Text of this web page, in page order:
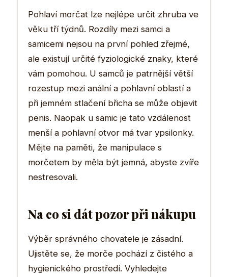
Pohlaví morčat lze nejlépe určit zhruba ve
věku tří týdnů. Rozdíly mezi samci a
samicemi nejsou na první pohled zřejmé,
ale existují určité fyziologické znaky, které
vám pomohou. U samců je patrnější větší
rozestup mezi anální a pohlavní oblastí a
při jemném stlačení břicha se může objevit
penis. Naopak u samic je tato vzdálenost
menší a pohlavní otvor má tvar ypsilonky.
Mějte na paměti, že manipulace s
morčetem by měla být jemná, abyste zvíře
nestresovali.
Na co si dát pozor při nákupu
Výběr správného chovatele je zásadní.
Ujistěte se, že morče pochází z čistého a
hygienického prostředí. Vyhledejte